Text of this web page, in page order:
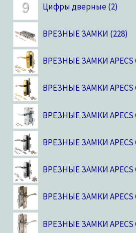
Цифры дверные 2
ВРЕЗНЫЕ ЗАМКИ 228
ВРЕЗНЫЕ ЗАМКИ APECS
ВРЕЗНЫЕ ЗАМКИ APECS
ВРЕЗНЫЕ ЗАМКИ APECS
ВРЕЗНЫЕ ЗАМКИ APECS
ВРЕЗНЫЕ ЗАМКИ APECS
ВРЕЗНЫЕ ЗАМКИ APECS
ВРЕЗНЫЕ ЗАМКИ APECS